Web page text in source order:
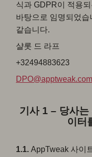
식과 GDPR이 적용
바탕으로 임명되었
같습니다.
샬롯 드 라프
+32494883623
DPO@apptweak.com
기사 1 – 당사는
이터
1.1. AppTweak 사이